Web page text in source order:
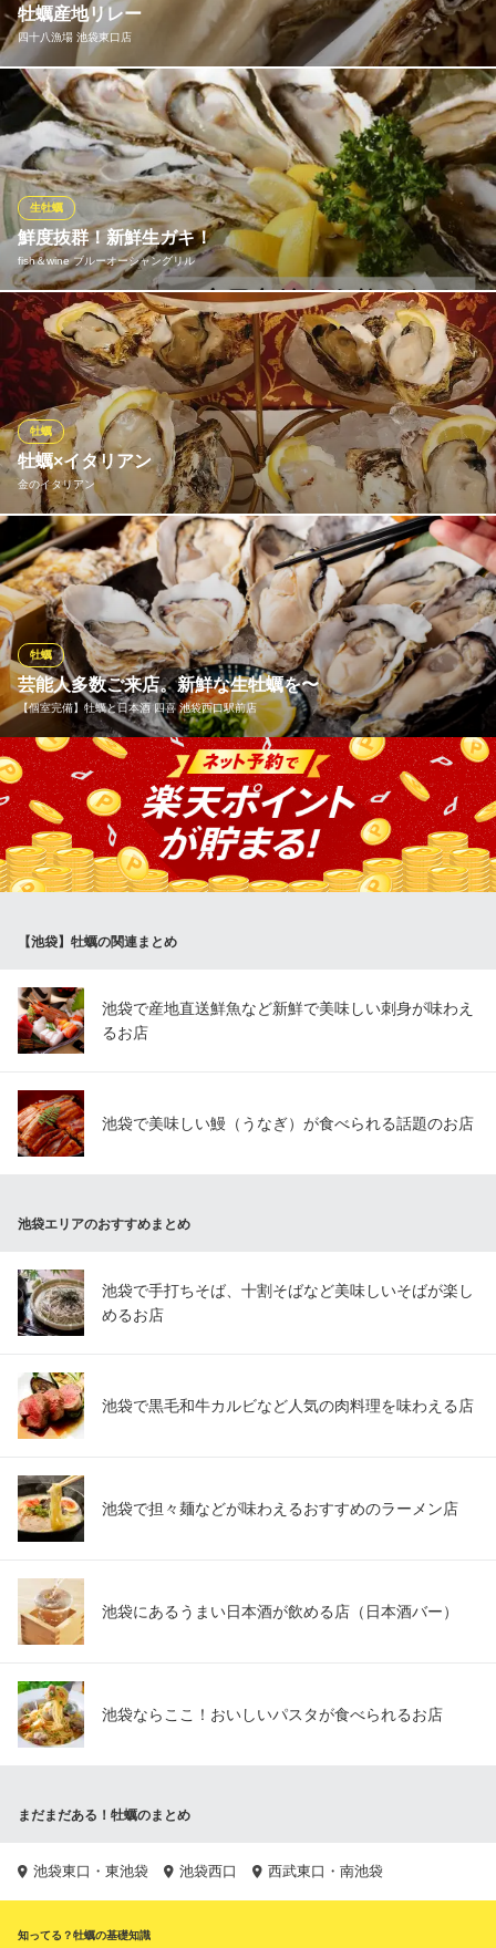
東京都豊島区南池袋2-29-12 メトロシティー南池袋B1
牡蠣産地リレー
四十八漁場 池袋東口店
季節によって美味しい生牡蠣をご用意します！
四十八漁場 池袋東口店
旬鮮魚の海鮮居酒屋
ＪＲ池袋駅東口 徒歩3分
東京都豊島区南池袋2-16-8 藤久ビル東3号館1F
鮮度抜群！新鮮生ガキ！
fish＆wine ブルーオーシャングリル
生牡蠣
毎日全国各地からこだわり抜いた生ガキを仕入れております！身
のしまった濃厚でクリーミーな新鮮生ガキは１個385円。もちろん
焼き牡蠣もございます！池袋最安値ですが味にこだわりがありま
す！
fish＆wine ブルーオーシャングリル
海鮮イタリアン
ＪＲ池袋駅南口 徒歩3分
東京都豊島区西池袋1-9-2 池袋デュープレックス1F
牡蠣×イタリアン
金のイタリアン
牡蠣
江戸時代から続く老舗の牡蠣の専門業者から仕入れている為、鮮
度も味も一級品です。市場ではお目にかかれないレアな牡蠣も取
り揃えております。低温調理でじっくりと仕上げた冷製牡蠣はま
るで獲れたて新鮮生牡蠣かのような感触を残したまま美味しく味
わえます。ご来店の2日前までにお問い合わせ頂ければ取り置き可
能です♪
金のイタリアン
池袋で本格イタリアン
ＪＲ池袋駅東口 徒歩3分
東京都豊島区東池袋1-15-5 東洋興行第二ビル1F
芸能人多数ご来店。新鮮な生牡蠣を〜
【個室完備】牡蠣と日本酒 四喜 池袋西口駅前店
牡蠣
毎日北は北海道、南は九州から厳選に選んだ新鮮な牡蠣を5種類以
上入荷していおります。 殻に納まりきらないほどの身の詰まった
大きな真牡蠣 食べ応えのあるクリーミーな岩牡蠣をご賞味し味の
違いを是非、お楽しみ下さい。
※こちらは夜のみのこだわりです。
個室で絶品の牡蠣料理を
東京都豊島区西池袋1-13-5 シーガルハウス7F
【池袋】牡蠣の関連まとめ
池袋で産地直送鮮魚など新鮮で美味しい刺身が味わえ
るお店
池袋で美味しい鰻（うなぎ）が食べられる話題のお店
池袋エリアのおすすめまとめ
池袋で手打ちそば、十割そばなど美味しいそばが楽し
めるお店
池袋で黒毛和牛カルビなど人気の肉料理を味わえる店
池袋で担々麺などが味わえるおすすめのラーメン店
池袋にあるうまい日本酒が飲める店（日本酒バー）
池袋ならここ！おいしいパスタが食べられるお店
まだまだある！牡蠣のまとめ
池袋東口・東池袋 池袋西口 西武東口・南池袋
知ってる？牡蠣の基礎知識